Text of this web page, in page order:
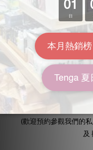
常
香港九龍灣宏照
(歡迎預約參觀我們的
及